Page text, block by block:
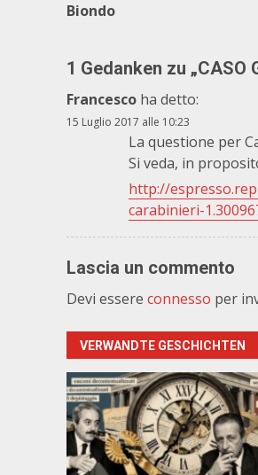
Biondo
1 Gedanken zu „CASO
Francesco ha detto:
15 Luglio 2017 alle 10:23
La questione per
Si veda, in
http://
carabinieri-
Lascia un commento
Devi essere connesso per
VERWANDTE GESCHICHTEN